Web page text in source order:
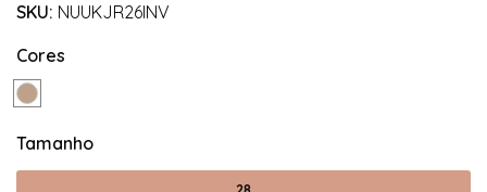
SKU: NUUKJR26INV
Cores
Tamanho